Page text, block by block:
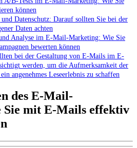
können
Datenschutz: Darauf sollten Sie bei der
Daten achten
Analyse im E-Mail-Marketing: Wie Sie
bewerten können
bei der ​Gestaltung von E-Mails im E-
werden, um die Aufmerksamkeit der
angenehmes Leseerlebnis zu schaffen
des E-Mail-
mit E-Mails effektiv